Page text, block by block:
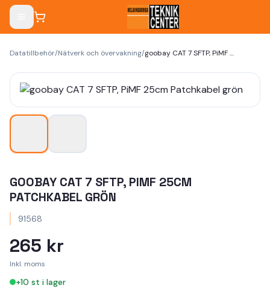
Datatillbehör/Nätverk och övervakning/ goobay CAT 7 SFTP, PiMF 25cm Patchkabel grön
GOOBAY CAT 7 SFTP, PIMF 25CM
PATCHKABEL GRÖN
91568
265 kr
Inkl. moms
+10 st i lager